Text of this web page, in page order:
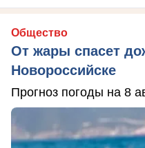
Общество
От жары спасет
Новороссийске
Прогноз погоды на 8